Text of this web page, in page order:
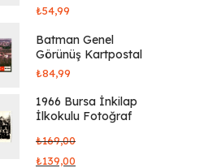
₺54,99
Batman Genel
Görünüş Kartpostal
₺84,99
1966 Bursa İnkilap
İlkokulu Fotoğraf
₺169,00
₺139,00